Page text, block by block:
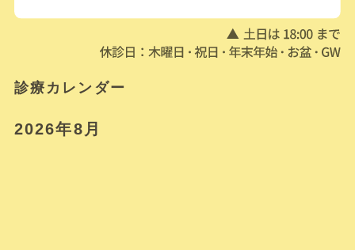
診療カレンダー
2026年8月